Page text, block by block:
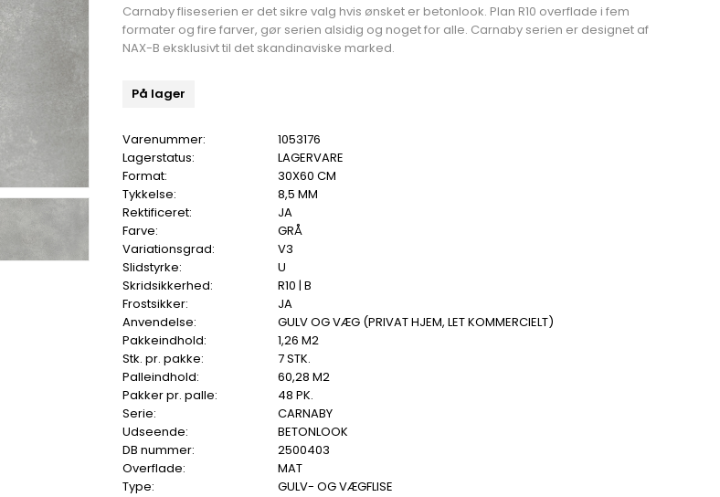
Carnaby fliseserien er det sikre valg hvis ønsket er betonlook. Plan R10 overflade i fem
formater og fire farver, gør serien alsidig og noget for alle. Carnaby serien er designet af
NAX-B eksklusivt til det skandinaviske marked.
På lager
Varenummer:
1053176
Lagerstatus:
LAGERVARE
Format:
30X60 CM
Tykkelse:
8,5 MM
Rektificeret:
JA
Farve:
GRÅ
Variationsgrad:
V3
Slidstyrke:
U
Skridsikkerhed:
R10 | B
Frostsikker:
JA
Anvendelse:
GULV OG VÆG (PRIVAT HJEM, LET KOMMERCIELT)
Pakkeindhold:
1,26 M2
Stk. pr. pakke:
7 STK.
Palleindhold:
60,28 M2
Pakker pr. palle:
48 PK.
Serie:
CARNABY
Udseende:
BETONLOOK
DB nummer:
2500403
Overflade:
MAT
Type:
GULV- OG VÆGFLISE